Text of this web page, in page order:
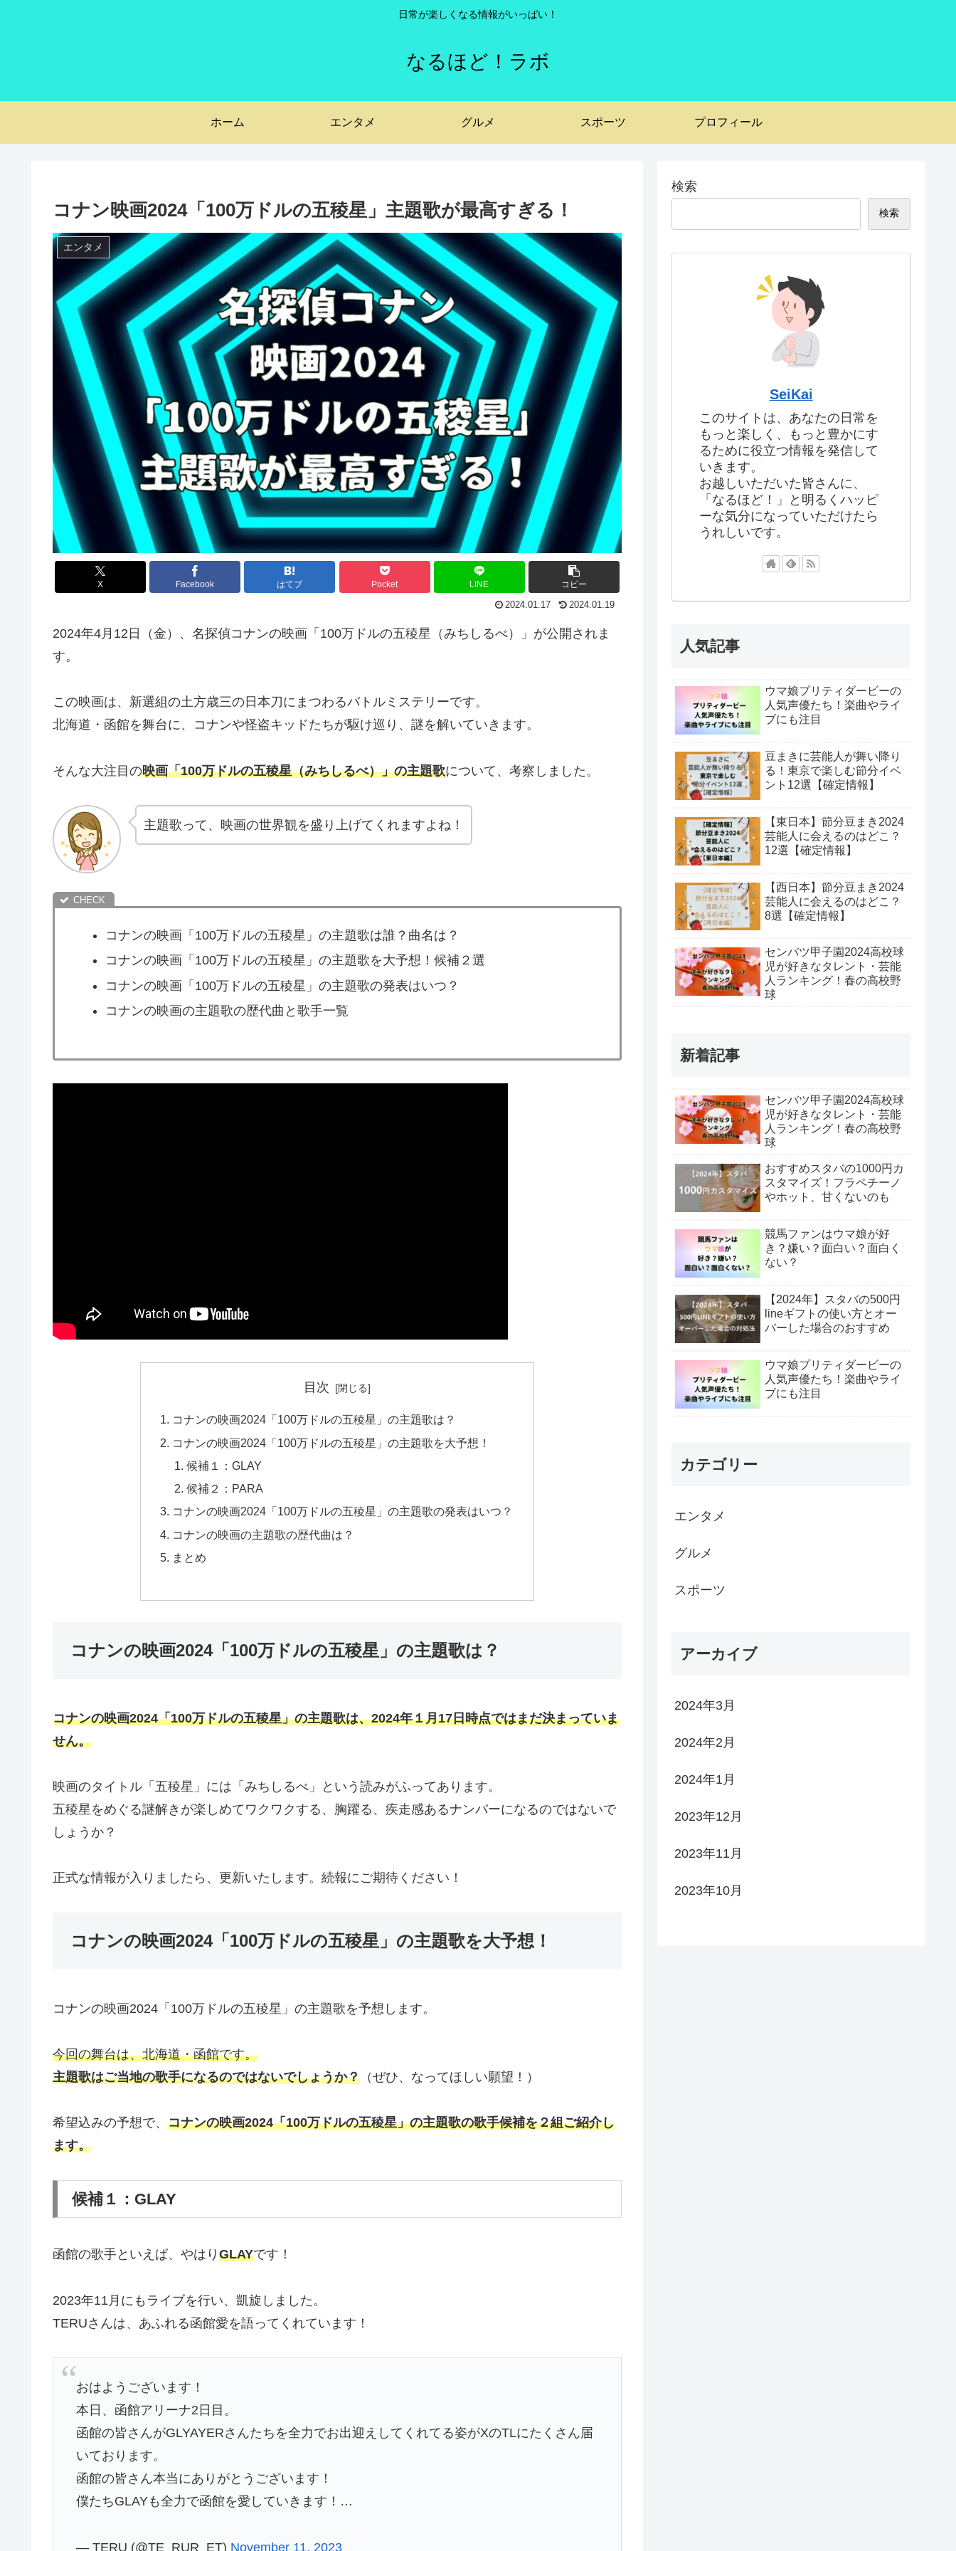
日常が楽しくなる情報がいっぱい！
なるほど！ラボ
ホーム エンタメ グルメ スポーツ プロフィール
コナン映画2024「100万ドルの五稜星」主題歌が最高すぎる！
エンタメ
X Facebook はてブ Pocket LINE コピー
2024.01.17 2024.01.19
2024年4月12日（金）、名探偵コナンの映画「100万ドルの五稜星（みちしるべ）」が公開されま
す。
この映画は、新選組の土方歳三の日本刀にまつわるバトルミステリーです。
北海道・函館を舞台に、コナンや怪盗キッドたちが駆け巡り、謎を解いていきます。
そんな大注目の映画「100万ドルの五稜星（みちしるべ）」の主題歌について、考察しました。
主題歌って、映画の世界観を盛り上げてくれますよね！
コナンの映画「100万ドルの五稜星」の主題歌は誰？曲名は？
コナンの映画「100万ドルの五稜星」の主題歌を大予想！候補２選
コナンの映画「100万ドルの五稜星」の主題歌の発表はいつ？
コナンの映画の主題歌の歴代曲と歌手一覧
目次
コナンの映画2024「100万ドルの五稜星」の主題歌は？
コナンの映画2024「100万ドルの五稜星」の主題歌を大予想！
候補１：GLAY
候補２：PARA
コナンの映画2024「100万ドルの五稜星」の主題歌の発表はいつ？
コナンの映画の主題歌の歴代曲は？
まとめ
コナンの映画2024「100万ドルの五稜星」の主題歌は？
コナンの映画2024「100万ドルの五稜星」の主題歌は、2024年１月17日時点ではまだ決まっていま
せん。
映画のタイトル「五稜星」には「みちしるべ」という読みがふってあります。
五稜星をめぐる謎解きが楽しめてワクワクする、胸躍る、疾走感あるナンバーになるのではないで
しょうか？
正式な情報が入りましたら、更新いたします。続報にご期待ください！
コナンの映画2024「100万ドルの五稜星」の主題歌を大予想！
コナンの映画2024「100万ドルの五稜星」の主題歌を予想します。
今回の舞台は、北海道・函館です。
主題歌はご当地の歌手になるのではないでしょうか？ （ぜひ、なってほしい願望！）
希望込みの予想で、 コナンの映画2024「100万ドルの五稜星」の主題歌の歌手候補を２組ご紹介し
ます。
候補１：GLAY
函館の歌手といえば、やはり GLAYです！
2023年11月にもライブを行い、凱旋しました。
TERUさんは、あふれる函館愛を語ってくれています！
おはようございます！
本日、函館アリーナ2日目。
函館の皆さんがGLYAYERさんたちを全力でお出迎えしてくれてる姿がXのTLにたくさん届
いております。
函館の皆さん本当にありがとうございます！
僕たちGLAYも全力で函館を愛していきます！…
— TERU (@TE_RUR_ET) November 11, 2023
検索
検索
SeiKai
このサイトは、あなたの日常を
もっと楽しく、もっと豊かにす
るために役立つ情報を発信して
いきます。
お越しいただいた皆さんに、
「なるほど！」と明るくハッピ
ーな気分になっていただけたら
うれしいです。
人気記事
ウマ娘プリティダービーの
人気声優たち！楽曲やライ
ブにも注目
豆まきに芸能人が舞い降り
る！東京で楽しむ節分イベ
ント12選【確定情報】
【東日本】節分豆まき2024
芸能人に会えるのはどこ？
12選【確定情報】
【西日本】節分豆まき2024
芸能人に会えるのはどこ？
8選【確定情報】
センバツ甲子園2024高校球
児が好きなタレント・芸能
人ランキング！春の高校野
球
新着記事
センバツ甲子園2024高校球
児が好きなタレント・芸能
人ランキング！春の高校野
球
おすすめスタバの1000円カ
スタマイズ！フラペチーノ
やホット、甘くないのも
競馬ファンはウマ娘が好
き？嫌い？面白い？面白く
ない？
【2024年】スタバの500円
lineギフトの使い方とオー
バーした場合のおすすめ
ウマ娘プリティダービーの
人気声優たち！楽曲やライ
ブにも注目
カテゴリー
エンタメ
グルメ
スポーツ
アーカイブ
2024年3月
2024年2月
2024年1月
2023年12月
2023年11月
2023年10月